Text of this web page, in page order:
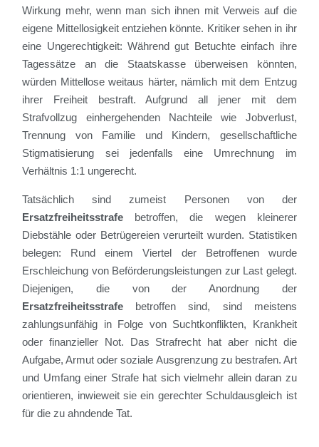
Wirkung mehr, wenn man sich ihnen mit Verweis auf die
eigene Mittellosigkeit entziehen könnte. Kritiker sehen in ihr
eine Ungerechtigkeit: Während gut Betuchte einfach ihre
Tagessätze an die Staatskasse überweisen könnten,
würden Mittellose weitaus härter, nämlich mit dem Entzug
ihrer Freiheit bestraft. Aufgrund all jener mit dem
Strafvollzug einhergehenden Nachteile wie Jobverlust,
Trennung von Familie und Kindern, gesellschaftliche
Stigmatisierung sei jedenfalls eine Umrechnung im
Verhältnis 1:1 ungerecht.
Tatsächlich sind zumeist Personen von der
Ersatzfreiheitsstrafe betroffen, die wegen kleinerer
Diebstähle oder Betrügereien verurteilt wurden. Statistiken
belegen: Rund einem Viertel der Betroffenen wurde
Erschleichung von Beförderungsleistungen zur Last gelegt.
Diejenigen, die von der Anordnung der
Ersatzfreiheitsstrafe betroffen sind, sind meistens
zahlungsunfähig in Folge von Suchtkonflikten, Krankheit
oder finanzieller Not. Das Strafrecht hat aber nicht die
Aufgabe, Armut oder soziale Ausgrenzung zu bestrafen. Art
und Umfang einer Strafe hat sich vielmehr allein daran zu
orientieren, inwieweit sie ein gerechter Schuldausgleich ist
für die zu ahndende Tat.